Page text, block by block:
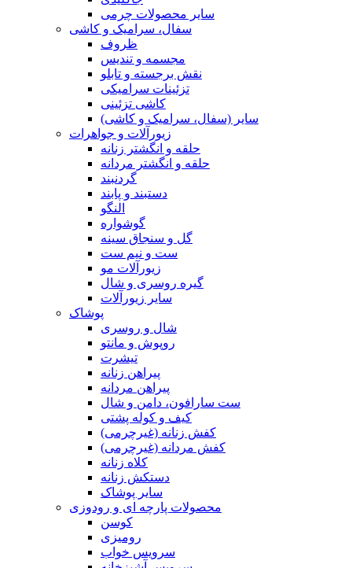
سایر محصولات چرمی
سفال، سرامیک و کاشی
ظروف
مجسمه و تندیس
نقش برجسته و تابلو
تزئینات سرامیکی
کاشی تزئینی
سایر (سفال، سرامیک و کاشی)
زیورآلات و جواهرات
حلقه و انگشتر زنانه
حلقه و انگشتر مردانه
گردنبند
دستبند و پابند
النگو
گوشواره
گل و سنجاق سینه
ست و نیم ست
زیورآلات مو
گیره روسری و شال
سایر زیورآلات
پوشاک
شال و روسری
روپوش و مانتو
تیشرت
پیراهن زنانه
پیراهن مردانه
ست سارافون، دامن و شال
کیف و کوله پشتی
کفش زنانه (غیرچرمی)
کفش مردانه (غیرچرمی)
کلاه زنانه
دستکش زنانه
سایر پوشاک
محصولات پارچه ای و رودوزی
کوسن
رومیزی
سرویس خواب